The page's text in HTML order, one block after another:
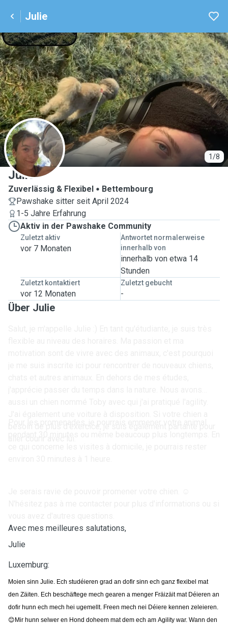
Julie
1/8
J
Julie
Zuverlässig & Flexibel
Bettembourg
Pawshake sitter seit April 2024
1-5 Jahre Erfahrung
Aktiv in der Pawshake Community
Zuletzt aktiv
vor 7 Monaten
Antwortet normalerweise
innerhalb von
innerhalb von etwa 14
Stunden
Zuletzt kontaktiert
vor 12 Monaten
Zuletzt gebucht
-
Über Julie
Avec mes meilleures salutations,
Julie
Luxemburg:
Moien sinn Julie. Ech studéieren grad an dofir sinn ech ganz flexibel mat
den Zäiten. Ech beschäftege mech gearen a menger Fräizäit mat Déieren an
dofir hunn ech mech hei ugemellt. Freen mech nei Déiere kennen zeleieren.
😊 Mir hunn selwer en Hond doheem mat dem ech am Agility war. Wann den